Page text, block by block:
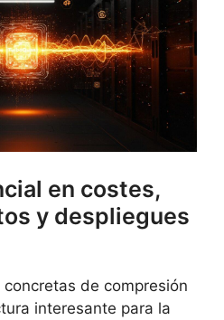
en costes,
y despliegues
de compresión
interesante para la